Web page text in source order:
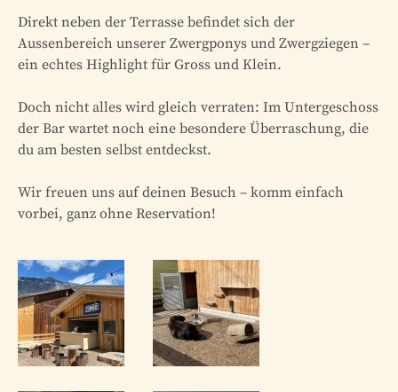
Direkt neben der Terrasse befindet sich der
Aussenbereich unserer Zwergponys und Zwergziegen –
ein echtes Highlight für Gross und Klein.
Doch nicht alles wird gleich verraten: Im Untergeschoss
der Bar wartet noch eine besondere Überraschung, die
du am besten selbst entdeckst.
Wir freuen uns auf deinen Besuch – komm einfach
vorbei, ganz ohne Reservation!